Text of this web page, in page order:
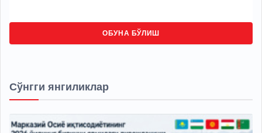
ОБУНА БЎЛИШ
Сўнгги янгиликлар